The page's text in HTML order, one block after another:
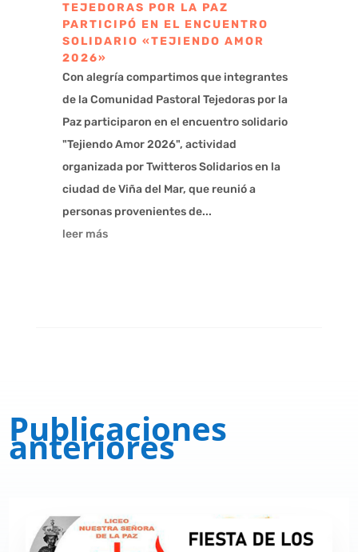
TEJEDORAS POR LA PAZ
PARTICIPÓ EN EL ENCUENTRO
SOLIDARIO «TEJIENDO AMOR
2026»
Con alegría compartimos que integrantes
de la Comunidad Pastoral Tejedoras por la
Paz participaron en el encuentro solidario
"Tejiendo Amor 2026", actividad
organizada por Twitteros Solidarios en la
ciudad de Viña del Mar, que reunió a
personas provenientes de...
leer más
Publicaciones
anteriores